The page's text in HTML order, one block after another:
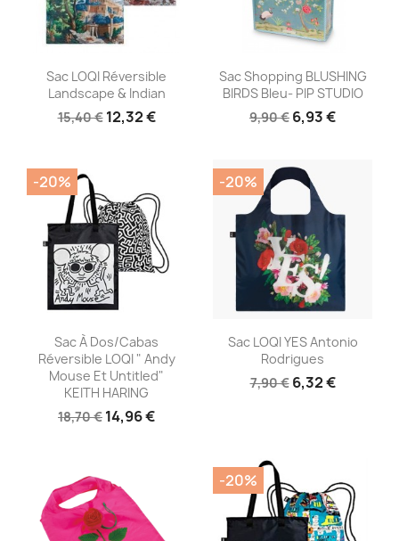
Aperçu rapide
Sac LOQI Réversible
Landscape & Indian
15,40 € 12,32 €
Aperçu rapide
Sac Shopping BLUSHING
BIRDS Bleu- PIP STUDIO
9,90 € 6,93 €
Aperçu rapide
Sac À Dos/cabas
Réversible LOQI " Andy
Mouse Et Untitled"
KEITH HARING
18,70 € 14,96 €
-20%
Aperçu rapide
Sac LOQI YES Antonio
Rodrigues
7,90 € 6,32 €
-20%
-20%